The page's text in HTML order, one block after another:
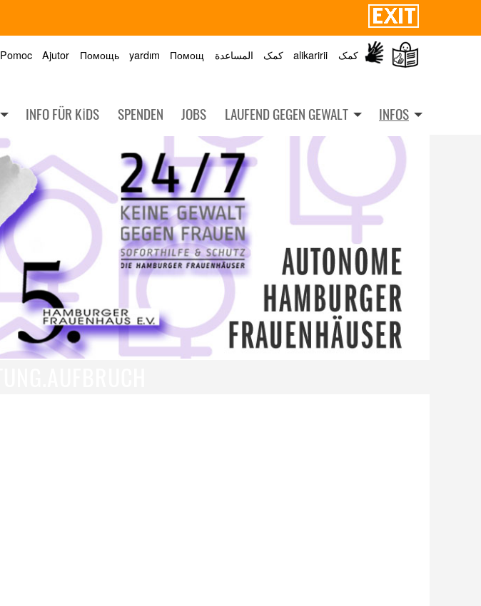
Pomoc Ajutor Помощь yardım Помощ المساعدة کمک alikaririi کمک
INFOS
LAUFEND GEGEN GEWALT
JOBS
SPENDEN
INFO FÜR KIDS